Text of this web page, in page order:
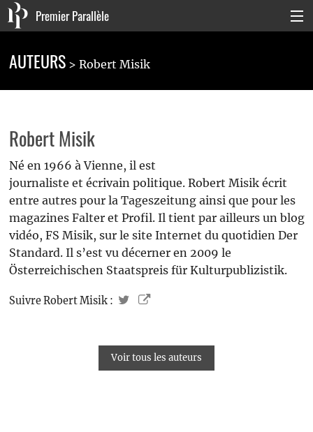
Premier Parallèle
Agenda & actualités
La maison
Connexion
AUTEURS Robert Misik
Robert Misik
Né en 1966 à Vienne, il est
journaliste et écrivain politique. Robert Misik écrit
entre autres pour la Tageszeitung ainsi que pour les
magazines Falter et Profil. Il tient par ailleurs un blog
vidéo, FS Misik, sur le site Internet du quotidien Der
Standard. Il s’est vu décerner en 2009 le
Österreichischen Staatspreis für Kulturpublizistik.
Suivre Robert Misik :
Voir tous les auteurs